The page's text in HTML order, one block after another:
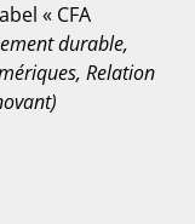
« CFA
durable,
Relation